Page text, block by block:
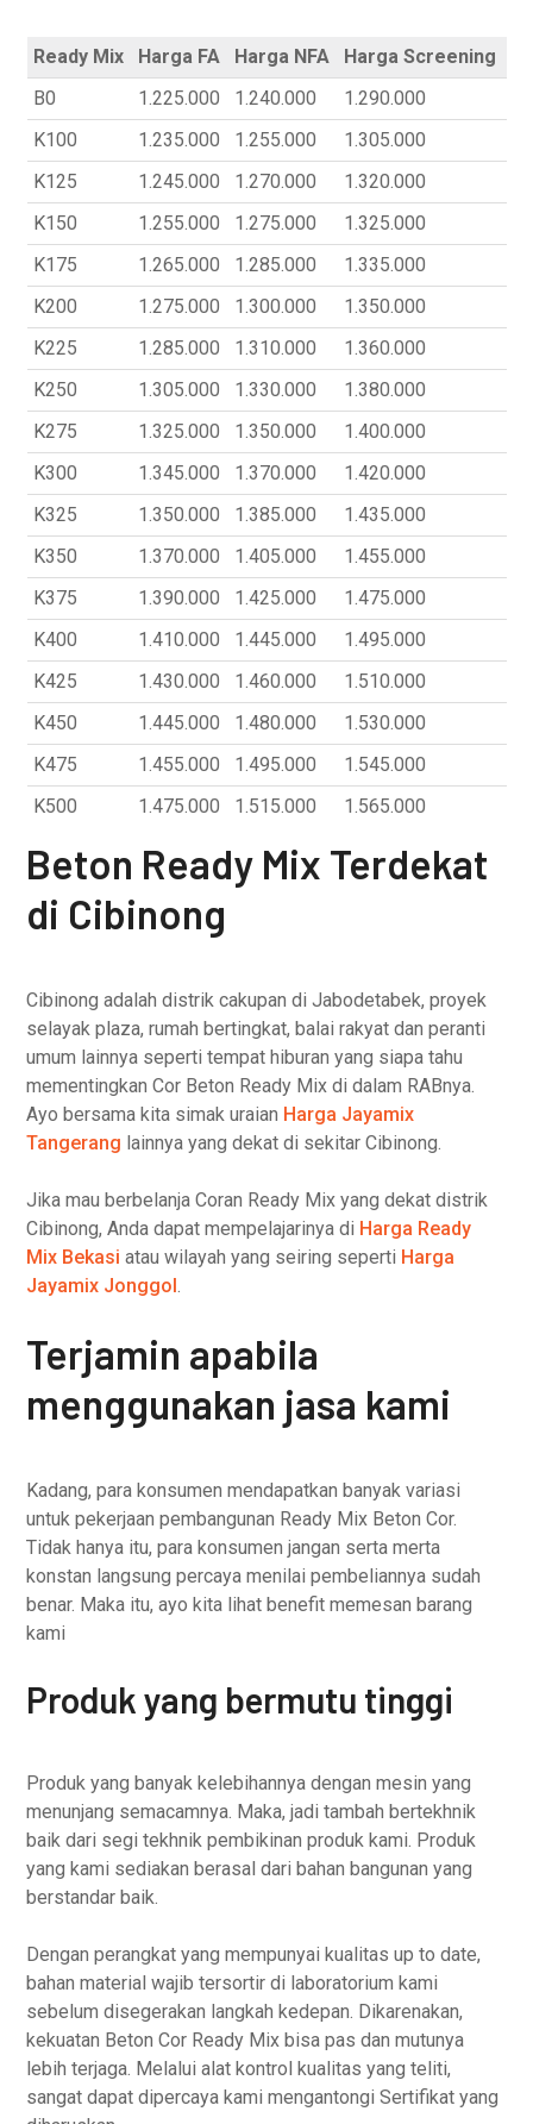
Ready Mix Harga FA Harga NFA
Harga Screening
B0
1.225.000 1.240.000
1.290.000
K100
1.235.000 1.255.000
1.305.000
K125
1.245.000 1.270.000
1.320.000
K150
1.255.000 1.275.000
1.325.000
K175
1.265.000 1.285.000
1.335.000
K200
1.275.000 1.300.000
1.350.000
K225
1.285.000 1.310.000
1.360.000
K250
1.305.000 1.330.000
1.380.000
K275
1.325.000 1.350.000
1.400.000
K300
1.345.000 1.370.000
1.420.000
K325
1.350.000 1.385.000
1.435.000
K350
1.370.000 1.405.000
1.455.000
K375
1.390.000 1.425.000
1.475.000
K400
1.410.000 1.445.000
1.495.000
K425
1.430.000 1.460.000
1.510.000
K450
1.445.000 1.480.000
1.530.000
K475
1.455.000 1.495.000
1.545.000
K500
1.475.000 1.515.000 1.565.000
Beton Ready Mix Terdekat
di Cibinong
Cibinong adalah distrik cakupan di Jabodetabek, proyek
selayak plaza, rumah bertingkat, balai rakyat dan peranti
umum lainnya seperti tempat hiburan yang siapa tahu
mementingkan Cor Beton Ready Mix di dalam RABnya.
Ayo bersama kita simak uraian Harga Jayamix
Tangerang lainnya yang dekat di sekitar Cibinong.
Jika mau berbelanja Coran Ready Mix yang dekat distrik
Cibinong, Anda dapat mempelajarinya di Harga Ready
Mix Bekasi atau wilayah yang seiring seperti Harga
Jayamix Jonggol.
Terjamin apabila
menggunakan jasa kami
Kadang, para konsumen mendapatkan banyak variasi
untuk pekerjaan pembangunan Ready Mix Beton Cor.
Tidak hanya itu, para konsumen jangan serta merta
konstan langsung percaya menilai pembeliannya sudah
benar. Maka itu, ayo kita lihat benefit memesan barang
kami
Produk yang bermutu tinggi
Produk yang banyak kelebihannya dengan mesin yang
menunjang semacamnya. Maka, jadi tambah bertekhnik
baik dari segi tekhnik pembikinan produk kami. Produk
yang kami sediakan berasal dari bahan bangunan yang
berstandar baik.
Dengan perangkat yang mempunyai kualitas up to date,
bahan material wajib tersortir di laboratorium kami
sebelum disegerakan langkah kedepan. Dikarenakan,
kekuatan Beton Cor Ready Mix bisa pas dan mutunya
lebih terjaga. Melalui alat kontrol kualitas yang teliti,
sangat dapat dipercaya kami mengantongi Sertifikat yang